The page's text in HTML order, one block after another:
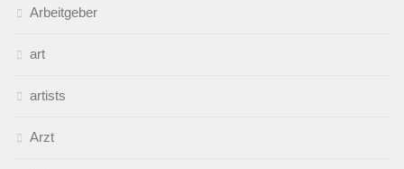
Arbeitgeber
art
artists
Arzt